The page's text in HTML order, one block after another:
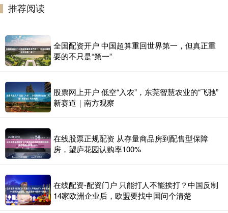
推荐阅读
全国配资开户 中国超算重回世界第一，但真正重
要的不只是“第一”
股票网上开户 低空“入农”，东莞智慧农业的“飞驰”
新赛道｜南方观察
在线股票正规配资 从存量商品房到配售型保障
房，望庐花园认购率100%
在线配资-配资门户 只能打人不能挨打？中国反制
14家欧洲企业后，欧盟要找中国问个清楚